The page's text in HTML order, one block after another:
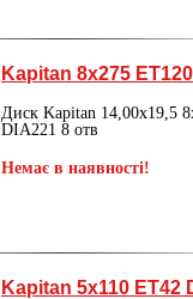
Kapitan 8x275
Диск Kapitan 14,00x19,5
DIA221 8 отв
Немає в наявності!
Kapitan 5x110 ET42